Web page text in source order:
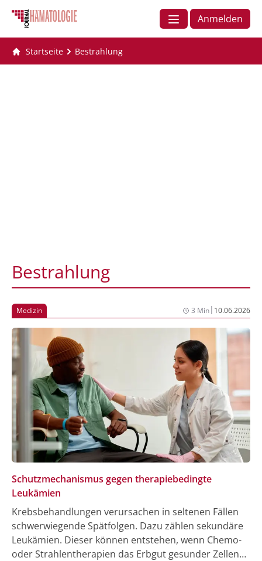
Anmelden
Startseite Bestrahlung
Bestrahlung
Medizin 3 Min| 10.06.2026
Schutzmechanismus gegen therapiebedingte
Leukämien
Krebsbehandlungen verursachen in seltenen Fällen
schwerwiegende Spätfolgen. Dazu zählen sekundäre
Leukämien. Dieser können entstehen, wenn Chemo-
oder Strahlentherapien das Erbgut gesunder Zellen